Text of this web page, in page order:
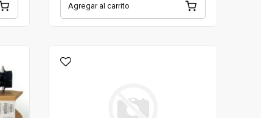
Agregar al carrito